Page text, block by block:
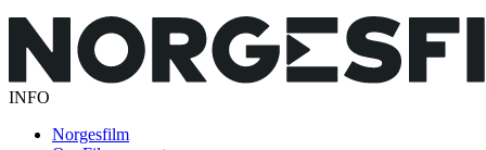
INFO
Norgesfilm